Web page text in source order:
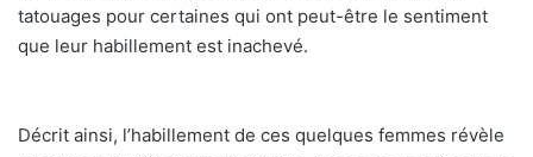
tatouages pour certaines qui ont peut-être le sentiment
que leur habillement est inachevé.
Décrit ainsi, l’habillement de ces quelques femmes révèle